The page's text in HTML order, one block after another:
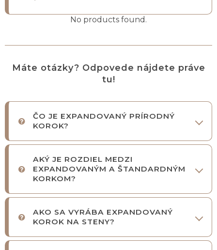
No products found.
Máte otázky? Odpovede nájdete práve
tu!
ČO JE EXPANDOVANÝ PRÍRODNÝ
KOROK?
AKÝ JE ROZDIEL MEDZI
EXPANDOVANÝM A ŠTANDARDNÝM
KORKOM?
AKO SA VYRÁBA EXPANDOVANÝ
KOROK NA STENY?